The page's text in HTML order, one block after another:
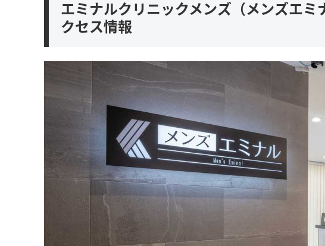
エミナルクリニックメンズ（メンズエ
クセス情報